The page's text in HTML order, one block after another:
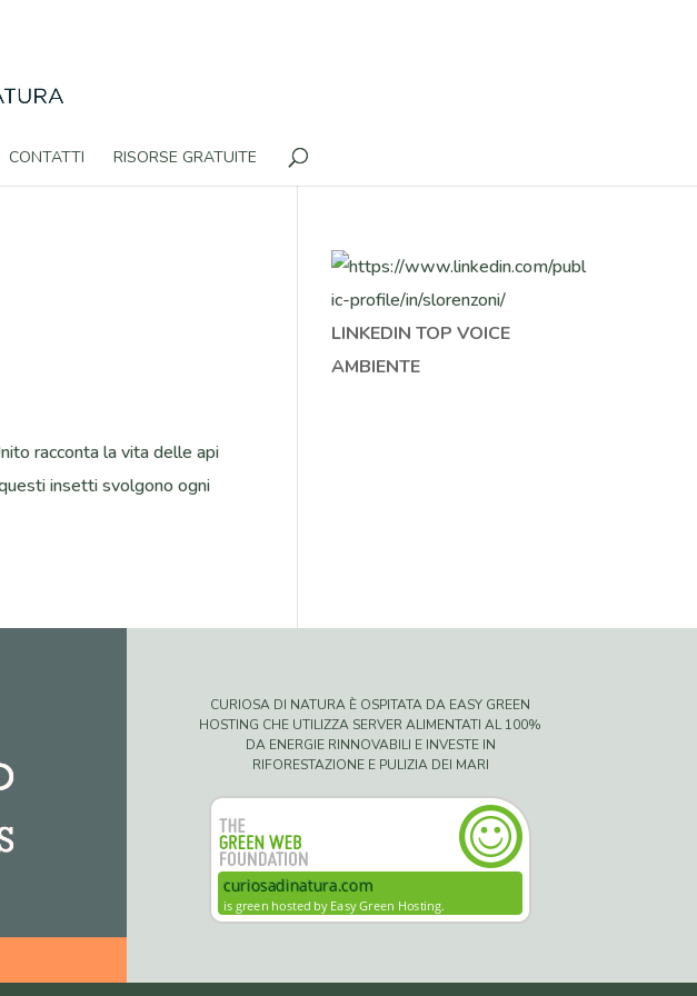
CONTATTI RISORSE GRATUITE
racconta la vita delle api
insetti svolgono ogni
LINKEDIN TOP VOICE
AMBIENTE
CURIOSA DI NATURA È OSPITATA DA EASY GREEN
HOSTING CHE UTILIZZA SERVER ALIMENTATI AL 100%
DA ENERGIE RINNOVABILI E INVESTE IN
RIFORESTAZIONE E PULIZIA DEI MARI